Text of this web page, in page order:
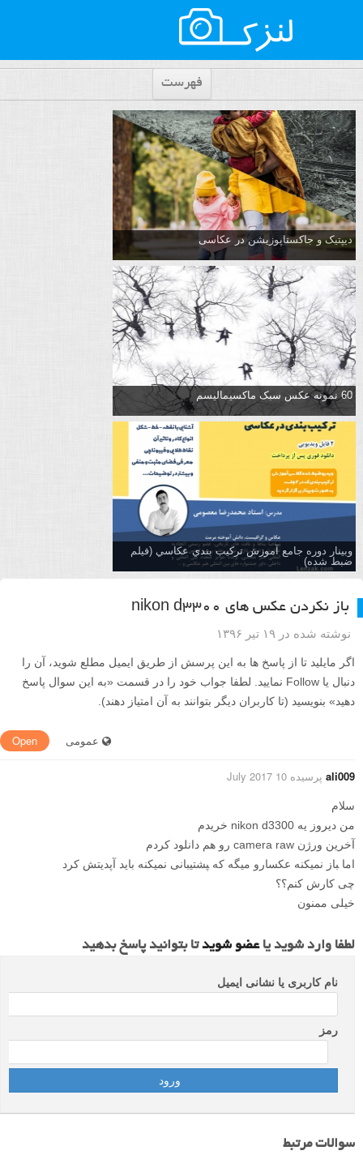
فهرست
دیپتیک و جاکستا‌پوزیشن در عکاسی
60 نمونه عکس سبک ماکسیمالیسم
وبینار دوره جامع آموزش تركيب بندي عكاسي (فیلم
ضبط شده)
باز نکردن عکس های nikon d3300
نوشته شده در ۱۹ تیر ۱۳۹۶
اگر مایلید تا از پاسخ ها به این پرسش از طریق ایمیل مطلع شوید، آن را
دنبال یا Follow نمایید. لطفا جواب خود را در قسمت «به این سوال پاسخ
دهید» بنویسید (تا کاربران دیگر بتوانند به آن امتیاز دهند).
Open عمومی
ali009 پرسیده 10 July 2017
سلام
من دیروز یه nikon d3300 خریدم
آخرین ورژن camera raw رو هم دانلود کردم
اما ‍باز نمیکنه عکسارو میگه که ‍‍‍‍‍پشتیبانی نمیکنه باید آپدیتش کرد
چی کارش کنم؟؟
خیلی ممنون
لطفا وارد شوید یاعضو شویدتا بتوانید پاسخ بدهید
نام کاربری یا نشانی ایمیل
رمز
سوالات مرتبط